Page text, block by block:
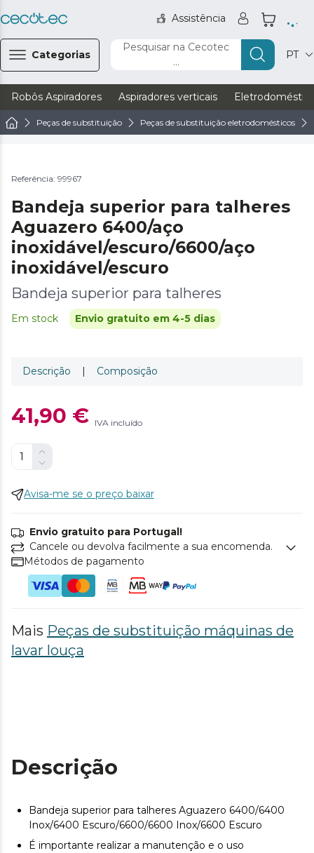
Assistência
Categorias
Pesquisar na Cecotec
...
PT
Robôs Aspiradores Aspiradores verticais
Peças de substituição Peças de substituição eletrodomésticos
Referência: 99967
Bandeja superior para talheres
Aguazero 6400/aço
inoxidável/escuro/6600/aço
inoxidável/escuro
Bandeja superior para talheres
Em stock Envio gratuito em 4-5 dias
Descrição | Composição
41,90 € IVA incluído
Avisa-me se o preço baixar
Envio gratuito para Portugal!
Cancele ou devolva facilmente a sua encomenda.
Métodos de pagamento
Mais Peças de substituição máquinas de
lavar louça
Descrição
Bandeja superior para talheres Aguazero 6400/6400
Inox/6400 Escuro/6600/6600 Inox/6600 Escuro
É importante realizar a manutenção e o uso